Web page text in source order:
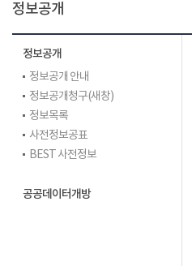
정보공개
정보공개
정보공개 안내
정보공개청구(새창)
정보목록
사전정보공표
BEST 사전정보
공공데이터개방